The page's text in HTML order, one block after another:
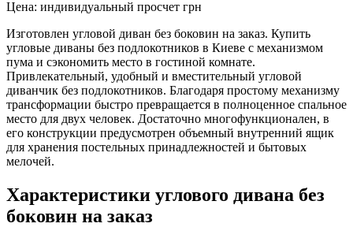
Цена: индивидуальный просчет грн
Изготовлен угловой диван без боковин на заказ. Купить
угловые диваны без подлокотников в Киеве с механизмом
пума и сэкономить место в гостиной комнате.
Привлекательный, удобный и вместительный угловой
диванчик без подлокотников. Благодаря простому механизму
трансформации быстро превращается в полноценное спальное
место для двух человек. Достаточно многофункционален, в
его конструкции предусмотрен объемный внутренний ящик
для хранения постельных принадлежностей и бытовых
мелочей.
Характеристики углового дивана без
боковин на заказ